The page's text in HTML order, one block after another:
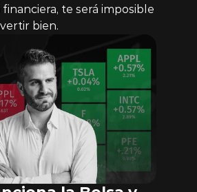
te será imposible
bien.